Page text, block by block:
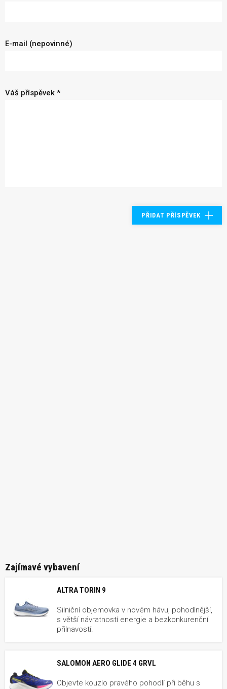
E-mail (nepovinné)
Váš příspěvek *
PŘIDAT PŘÍSPĚVEK
Zajímavé vybavení
ALTRA TORIN 9
Silniční objemovka v novém hávu, pohodlnější,
s větší návratností energie a bezkonkurenční
přilnavostí.
SALOMON AERO GLIDE 4 GRVL
Objevte kouzlo pravého pohodlí při běhu s